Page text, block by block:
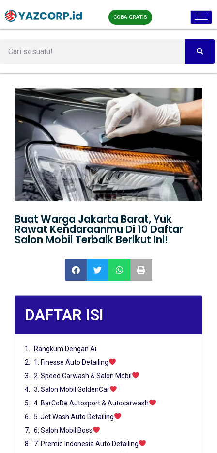
COBA GRATIS
Buat Warga Jakarta Barat, Yuk
Rawat Kendaraanmu Di 10 Daftar
Salon Mobil Terbaik Berikut Ini!
DAFTAR ISI
Rangkum Dengan Ai
1. Finesse Auto Detailing
2. Speed Carwash & Salon Mobil
3. Salon Mobil GoldenCar
4. BarCoDe Autosport & Autocarwash
5. Jet Wash Auto Detailing
6. Salon Mobil Boss
7. Premio Indonesia Auto Detailing